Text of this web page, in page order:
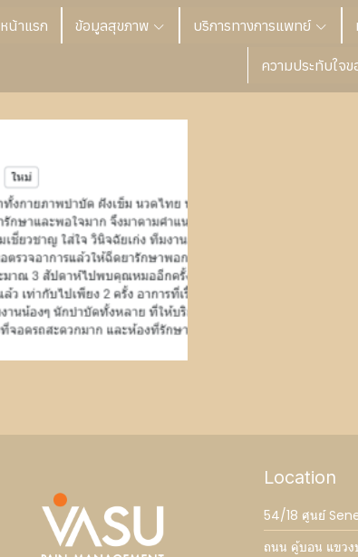
หน้าแรก ข้อมูลสุขภาพ บริการทางการแพทย์
ความประทับใจข
Location
54/18 ศูนย์
ถนน คู้บอน แขวง